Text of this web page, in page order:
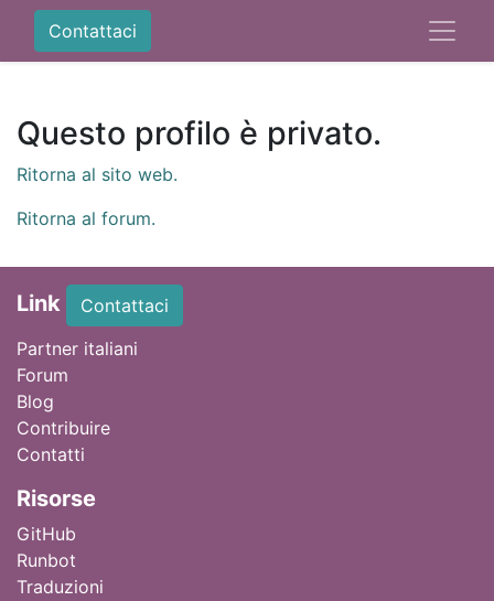
Contattaci
Questo profilo è privato.
Ritorna al sito web.
Ritorna al forum.
Link
Contattaci
Partner italiani
Forum
Blog
Contribuire
Contatti
Risorse
GitHub
Runbot
Traduzioni